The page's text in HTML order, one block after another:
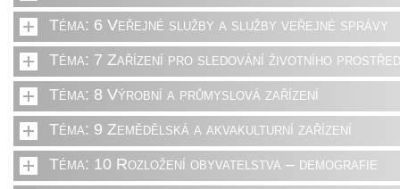
Téma: 6 Veřejné služby a služby veřejné správy
Téma: 7 Zařízení pro sledování životního
Téma: 8 Výrobní a průmyslová zařízení
Téma: 9 Zemědělská a akvakulturní zařízení
Téma: 10 Rozložení obyvatelstva – demografie